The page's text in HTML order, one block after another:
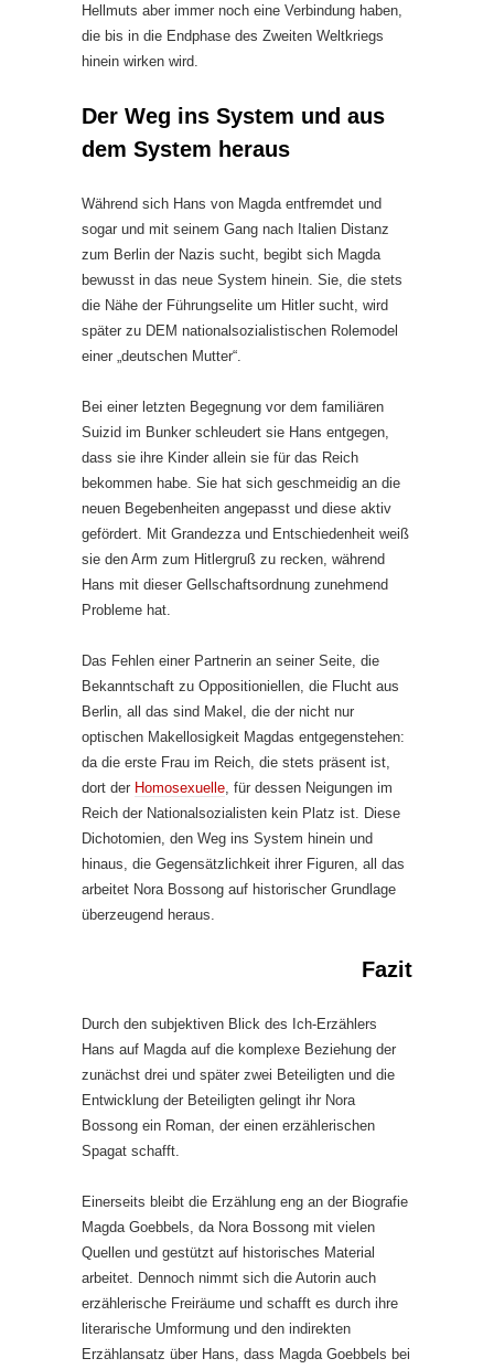
Hellmuts aber immer noch eine Verbindung haben,
die bis in die Endphase des Zweiten Weltkriegs
hinein wirken wird.
Der Weg ins System und aus
dem System heraus
Während sich Hans von Magda entfremdet und
sogar und mit seinem Gang nach Italien Distanz
zum Berlin der Nazis sucht, begibt sich Magda
bewusst in das neue System hinein. Sie, die stets
die Nähe der Führungselite um Hitler sucht, wird
später zu DEM nationalsozialistischen Rolemodel
einer „deutschen Mutter“.
Bei einer letzten Begegnung vor dem familiären
Suizid im Bunker schleudert sie Hans entgegen,
dass sie ihre Kinder allein sie für das Reich
bekommen habe. Sie hat sich geschmeidig an die
neuen Begebenheiten angepasst und diese aktiv
gefördert. Mit Grandezza und Entschiedenheit weiß
sie den Arm zum Hitlergruß zu recken, während
Hans mit dieser Gellschaftsordnung zunehmend
Probleme hat.
Das Fehlen einer Partnerin an seiner Seite, die
Bekanntschaft zu Oppositioniellen, die Flucht aus
Berlin, all das sind Makel, die der nicht nur
optischen Makellosigkeit Magdas entgegenstehen:
da die erste Frau im Reich, die stets präsent ist,
dort der Homosexuelle , für dessen Neigungen im
Reich der Nationalsozialisten kein Platz ist. Diese
Dichotomien, den Weg ins System hinein und
hinaus, die Gegensätzlichkeit ihrer Figuren, all das
arbeitet Nora Bossong auf historischer Grundlage
überzeugend heraus.
Fazit
Durch den subjektiven Blick des Ich-Erzählers
Hans auf Magda auf die komplexe Beziehung der
zunächst drei und später zwei Beteiligten und die
Entwicklung der Beteiligten gelingt ihr Nora
Bossong ein Roman, der einen erzählerischen
Spagat schafft.
Einerseits bleibt die Erzählung eng an der Biografie
Magda Goebbels, da Nora Bossong mit vielen
Quellen und gestützt auf historisches Material
arbeitet. Dennoch nimmt sich die Autorin auch
erzählerische Freiräume und schafft es durch ihre
literarische Umformung und den indirekten
Erzählansatz über Hans, dass Magda Goebbels bei